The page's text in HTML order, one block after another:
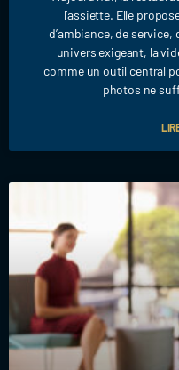
l’assiette. Elle
d’ambiance, de service,
univers exigeant, la
comme un outil central
photos ne